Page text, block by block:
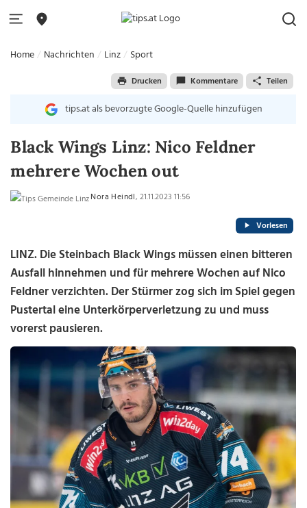
Home Nachrichten Linz Sport
Drucken Kommentare Teilen
tips.at als bevorzugte Google-Quelle hinzufügen
Black Wings Linz: Nico Feldner
mehrere Wochen out
Nora Heindl, 21.11.2023 11:56
Vorlesen
LINZ. Die Steinbach Black Wings müssen einen bitteren
Ausfall hinnehmen und für mehrere Wochen auf Nico
Feldner verzichten. Der Stürmer zog sich im Spiel gegen
Pustertal eine Unterkörperverletzung zu und muss
vorerst pausieren.